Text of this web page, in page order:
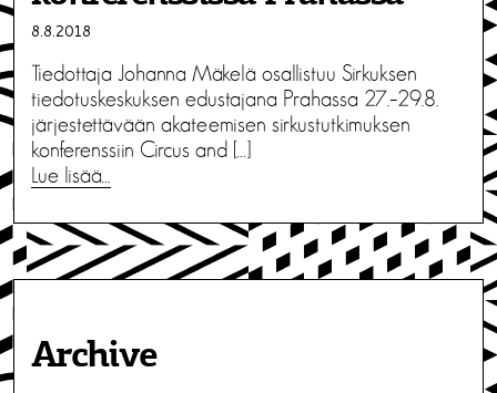
8.8.2018
Tiedottaja Johanna Mäkelä osallistuu Sirkuksen
tiedotuskeskuksen edustajana Prahassa 27.–29.8.
järjestettävään akateemisen sirkustutkimuksen
konferenssiin Circus and […]
Lue lisää…
Archive